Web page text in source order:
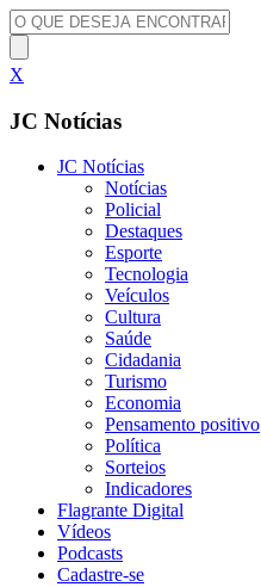
X
JC Notícias
JC Notícias
Notícias
Policial
Destaques
Esporte
Tecnologia
Veículos
Cultura
Saúde
Cidadania
Turismo
Economia
Pensamento positivo
Política
Sorteios
Indicadores
Flagrante Digital
Vídeos
Podcasts
Cadastre-se